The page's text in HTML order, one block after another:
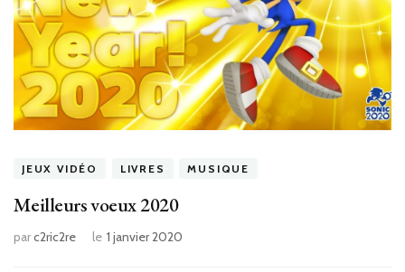
JEUX VIDÉO LIVRES MUSIQUE
Meilleurs voeux 2020
parc2ric2re le 1 janvier 2020